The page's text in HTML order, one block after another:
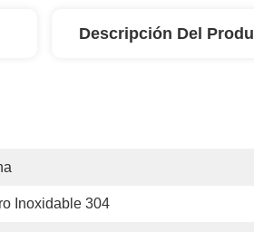
Descripción Del
Inoxidable 304